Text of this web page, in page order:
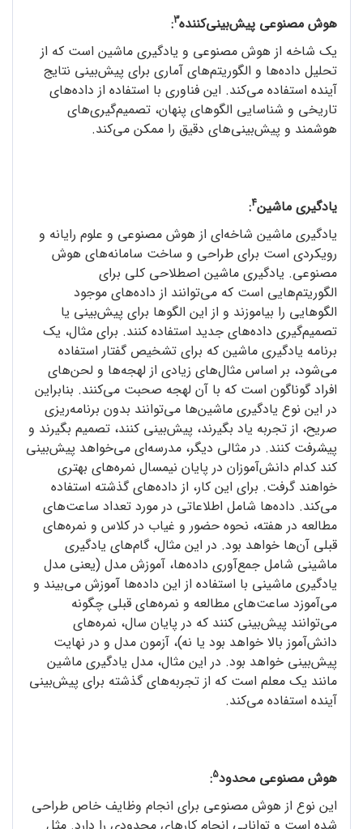
هوش مصنوعی پیش‌بینی‌کننده3
:
یک شاخه از هوش مصنوعی و یادگیری ماشین است که از
تحلیل داده‌ها و الگوریتم‌های آماری برای پیش‌بینی نتایج
آینده استفاده می‌کند. این فناوری با استفاده از داده‌های
تاریخی و شناسایی الگوهای پنهان، تصمیم‌گیری‌های
هوشمند و پیش‌بینی‌های دقیق را ممکن می‌کند.
یادگیری ماشین4
:
یادگیری ماشین شاخه‌ای از هوش مصنوعی و علوم رایانه و
رویکردی است برای طراحی و ساخت سامانه‌های هوش
مصنوعی. یادگیری ماشین اصطلاحی کلی برای
الگوریتم‌هایی است که می‌توانند از داده‌های موجود
الگوهایی را بیاموزند و از این الگوها برای پیش‌بینی یا
تصمیم‌گیری داده‌های جدید استفاده کنند. برای مثال، یک
برنامه‌ یادگیری ماشین که برای تشخیص گفتار استفاده
می‌شود، بر اساس مثال‌های زیادی از لهجه‌ها و لحن‌های
افراد گوناگون است که با آن لهجه صحبت می‌کنند. بنابراین
در این نوع یادگیری ماشین‌ها می‌توانند بدون برنامه‌ریزی
صریح، از تجربه یاد بگیرند، پیش‌بینی کنند، تصمیم بگیرند و
پیشرفت کنند. در مثالی دیگر، مدرسه‌ای می‌خواهد پیش‌بینی
کند کدام دانش‌آموزان در پایان نیمسال نمره‌های بهتری
خواهند گرفت. برای این کار، از داده‌های گذشته استفاده
می‌کند. داده‌ها شامل اطلاعاتی در مورد تعداد ساعت‌های
مطالعه در هفته، نحوه‌ حضور و غیاب در کلاس و نمره‌های
قبلی آن‌ها خواهد بود. در این مثال، گام‌های یادگیری
ماشینی شامل جمع‌آوری داده‌ها، آموزش مدل (یعنی مدل
یادگیری ماشینی با استفاده از این داده‌ها آموزش می‌بیند و
می‌آموزد ساعت‌های مطالعه و نمره‌های قبلی چگونه
می‌توانند پیش‌بینی کنند که در پایان سال، نمره‌های
دانش‌آموز بالا خواهد بود یا نه)، آزمون مدل و در نهایت
پیش‌بینی خواهد بود. در این مثال، مدل یادگیری ماشین
مانند یک معلم است که از تجربه‌های گذشته برای پیش‌بینی
آینده استفاده می‌کند.
هوش مصنوعی محدود5
:
این نوع از هوش مصنوعی برای انجام وظایف خاص طراحی